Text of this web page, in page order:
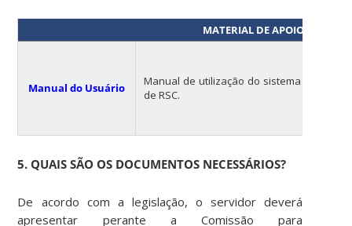
MATERIAL DE APOIO
Manual do Usuário
Manual de utilização do sistema
de RSC.
5. QUAIS SÃO OS DOCUMENTOS NECESSÁRIOS?
De acordo com a legislação, o servidor deverá
apresentar perante a Comissão para